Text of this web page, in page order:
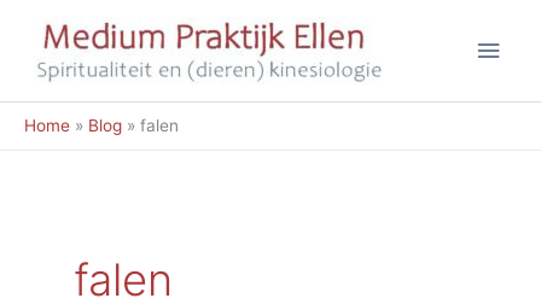
Home Blog falen
falen